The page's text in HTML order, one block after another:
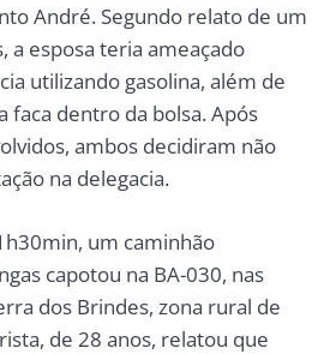
André. Segundo relato de um
a esposa teria ameaçado
utilizando gasolina, além de
faca dentro da bolsa. Após
ambos decidiram não
na delegacia.
um caminhão
capotou na BA-030, nas
dos Brindes, zona rural de
de 28 anos, relatou que